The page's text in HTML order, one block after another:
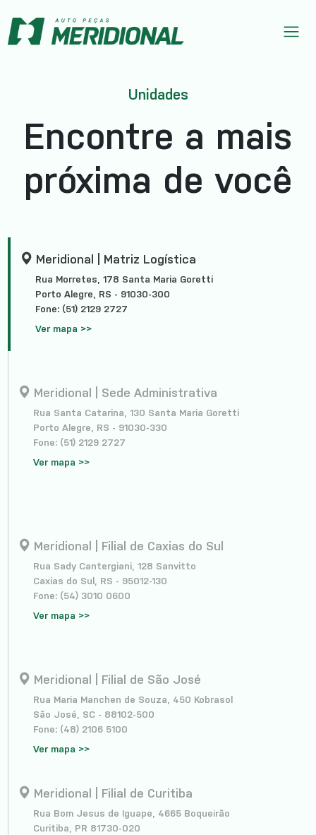
Unidades
Encontre a mais
próxima de você
Meridional | Matriz Logística
Rua Morretes, 178 Santa Maria Goretti
Porto Alegre, RS - 91030-300
Fone: (51) 2129 2727
Ver mapa >>
Meridional | Sede Administrativa
Rua Santa Catarina, 130 Santa Maria Goretti
Porto Alegre, RS - 91030-330
Fone: (51) 2129 2727
Ver mapa >>
Meridional | Filial de Caxias do Sul
Rua Sady Cantergiani, 128 Sanvitto
Caxias do Sul, RS - 95012-130
Fone: (54) 3010 0600
Ver mapa >>
Meridional | Filial de São José
Rua Maria Manchen de Souza, 450 Kobrasol
São José, SC - 88102-500
Fone: (48) 2106 5100
Ver mapa >>
Meridional | Filial de Curitiba
Rua Bom Jesus de Iguape, 4665 Boqueirão
Curitiba, PR 81730-020